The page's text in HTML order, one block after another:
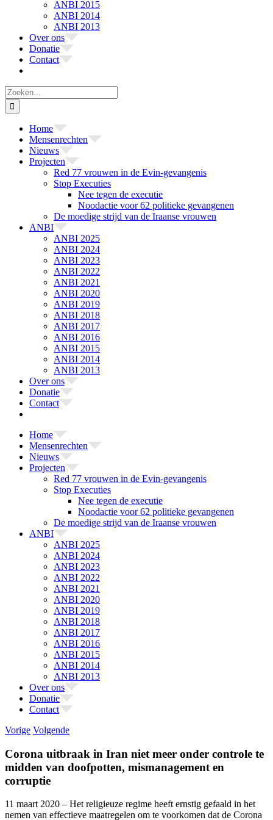
ANBI 2015
ANBI 2014
ANBI 2013
Over ons
Donatie
Contact
Zoeken
naar:
Home
Mensenrechten
Nieuws
Projecten
Red 77 vrouwen in de Evin-gevangenis
Stop Executies
Nee tegen de executie
Noodactie voor 62 politieke gevangenen
De moedige strijd van de Iraanse vrouwen
ANBI
ANBI 2025
ANBI 2024
ANBI 2023
ANBI 2022
ANBI 2021
ANBI 2020
ANBI 2019
ANBI 2018
ANBI 2017
ANBI 2016
ANBI 2015
ANBI 2014
ANBI 2013
Over ons
Donatie
Contact
Home
Mensenrechten
Nieuws
Projecten
Red 77 vrouwen in de Evin-gevangenis
Stop Executies
Nee tegen de executie
Noodactie voor 62 politieke gevangenen
De moedige strijd van de Iraanse vrouwen
ANBI
ANBI 2025
ANBI 2024
ANBI 2023
ANBI 2022
ANBI 2021
ANBI 2020
ANBI 2019
ANBI 2018
ANBI 2017
ANBI 2016
ANBI 2015
ANBI 2014
ANBI 2013
Over ons
Donatie
Contact
Vorige Volgende
Corona uitbraak in Iran niet meer onder controle te
midden van doofpotten, mismanagement en
corruptie
11 maart 2020 – Het religieuze regime heeft ernstig gefaald in het
nemen van effectieve maatregelen om te voorkomen dat de Corona